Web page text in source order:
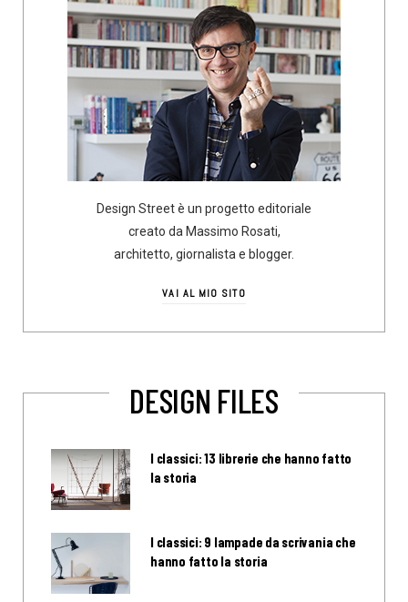
Design Street è un progetto editoriale
creato da Massimo Rosati,
architetto, giornalista e blogger.
VAI AL MIO SITO
DESIGN FILES
I classici: 13 librerie che hanno fatto
la storia
I classici: 9 lampade da scrivania che
hanno fatto la storia